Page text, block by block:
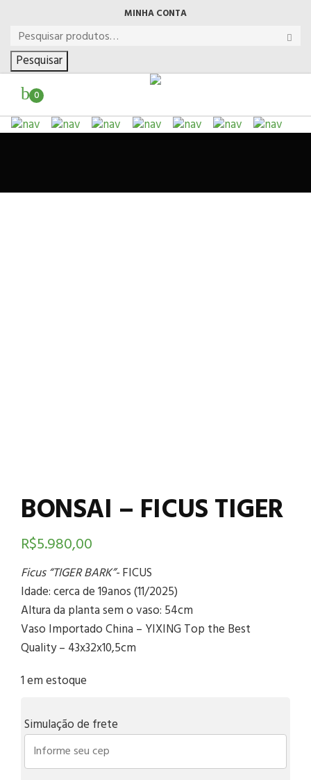
MINHA CONTA
Pesquisar
0
BONSAI – FICUS TIGER
R$5.980,00
Ficus “TIGER BARK”-FICUS
Idade: cerca de 19anos (11/2025)
Altura da planta sem o vaso: 54cm
Vaso Importado China – YIXING Top the Best
Quality – 43x32x10,5cm
1 em estoque
Simulação de frete